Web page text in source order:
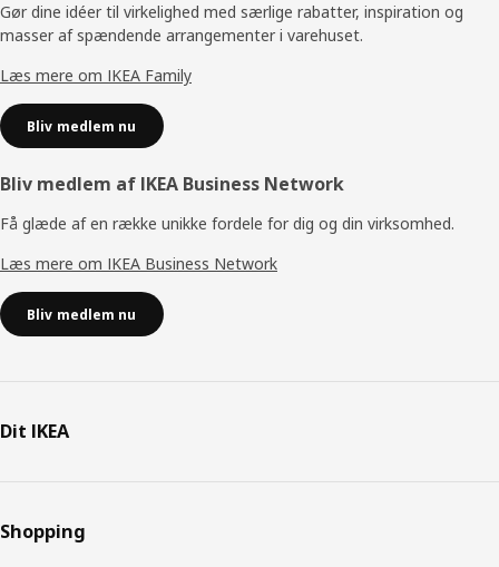
Gør dine idéer til virkelighed med særlige rabatter, inspiration og
masser af spændende arrangementer i varehuset.
Læs mere om IKEA Family
Bliv medlem nu
Bliv medlem af IKEA Business Network
Få glæde af en række unikke fordele for dig og din virksomhed.
Læs mere om IKEA Business Network
Bliv medlem nu
Dit IKEA
Shopping